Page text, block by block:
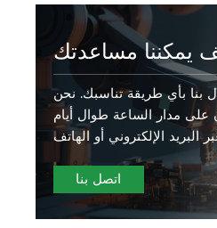
يمكننا مساعدتك
بنا بأي طريقة تناسبك. نحن
على مدار الساعة طوال أيام
اتصل بنا